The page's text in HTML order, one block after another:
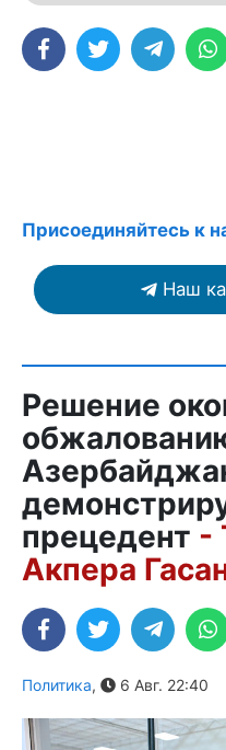
Присоединяйтесь к
Наш
Решение
прецедент -
Акпера
Политика, 6 Авг. 22:40